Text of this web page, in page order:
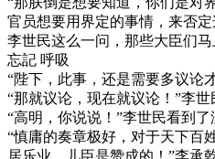
官员想要用界定的事情，来否
李世民这么一问，那些大臣们
忘記 呼吸
“陛下，此事，还是需要多议论
“那就议论，现在就议论！”李
“高明，你说说！”李世民看到
“慎庸的奏章极好，对于天下百